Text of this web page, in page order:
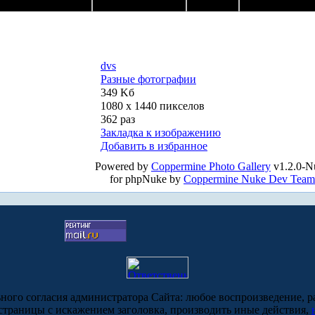
dvs
Разные фотографии
349 Kб
1080 x 1440 пикселов
362 раз
Закладка к изображению
Добавить в избранное
Powered by Coppermine Photo Gallery v1.2.0-
for phpNuke by Coppermine Nuke Dev Team
согласия администратора Сайта: любое воспроизведение,
с искажением заголовка, производить иные действия,